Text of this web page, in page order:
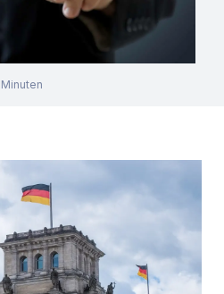
Minuten